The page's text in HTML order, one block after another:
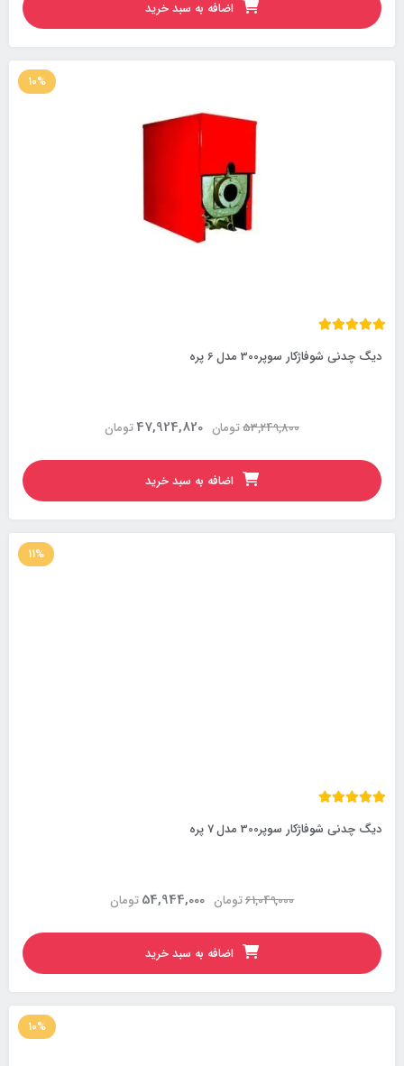
اضافه به سبد خرید
10%
دیگ چدنی شوفاژکار سوپر300 مدل 6 پره
تومان53,249,800 تومان47,924,820
اضافه به سبد خرید
11%
دیگ چدنی شوفاژکار سوپر300 مدل 7 پره
تومان61,049,000 تومان54,944,000
اضافه به سبد خرید
10%